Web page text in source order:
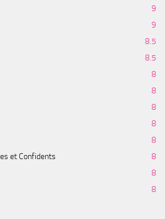
9
9
8.5
8.5
8
8
8
8
8
et Confidents
8
8
8